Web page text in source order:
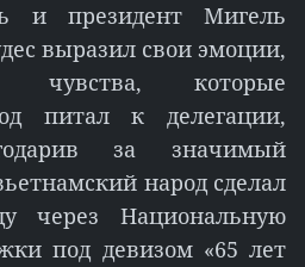
и президент Мигель
выразил свои эмоции,
чувства, которые
питал к делегации,
за значимый
народ сделал
через Национальную
под девизом «65 лет